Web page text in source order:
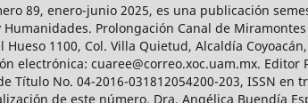
89, enero-junio 2025, es una publicación
Prolongación Canal de Miramontes
1100, Col. Villa Quietud, Alcaldía
cuaree@correo.xoc.uam.mx. Editor
Título No. 04-2016-031812054200-203, ISSN
de este número, Dra. Angélica Buendía